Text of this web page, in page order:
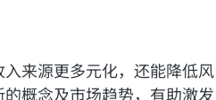
来源更多元化，还能降低风
概念及市场趋势，有助激发